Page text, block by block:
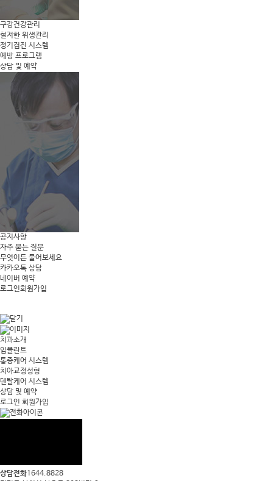
구강건강관리
철저한 위생관리
정기검진 시스템
예방 프로그램
상담 및 예약
공지사항
자주 묻는 질문
무엇이든 물어보세요
카카오톡 상담
네이버 예약
로그인회원가입
치과소개
임플란트
통증케어 시스템
치아교정성형
덴탈케어 시스템
상담 및 예약
로그인 회원가입
상담전화1644.8828